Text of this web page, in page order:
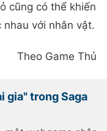
cũng có thể khiến
với nhân vật.
Theo Game Thủ
gia" trong Saga